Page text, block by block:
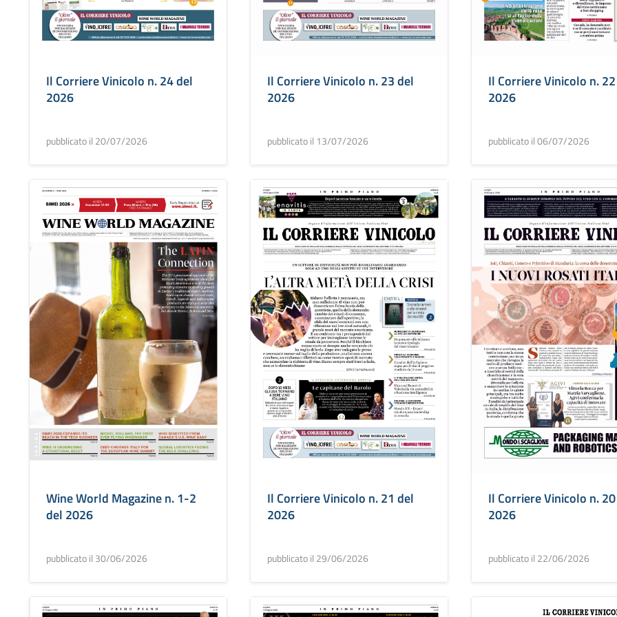
Il Corriere Vinicolo n. 24 del
2026
pubblicato il 20/07/2026
Il Corriere Vinicolo n. 23 del
2026
pubblicato il 13/07/2026
Il Corriere Vinicolo n.
2026
pubblicato il 06/07/2026
Wine World Magazine n. 1-2
del 2026
pubblicato il 30/06/2026
Il Corriere Vinicolo n. 21 del
2026
pubblicato il 29/06/2026
Il Corriere Vinicolo n.
2026
pubblicato il 22/06/2026